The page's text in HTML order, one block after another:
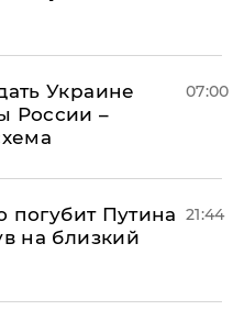
Украине
России –
07:00
погубит Путина
на близкий
21:44